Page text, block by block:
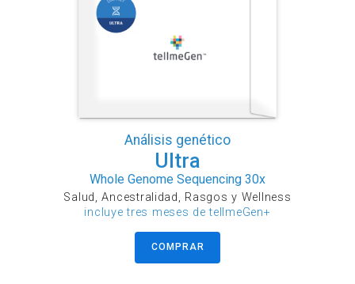
Análisis genético
Ultra
Whole Genome Sequencing 30x
Salud, Ancestralidad, Rasgos y Wellness
incluye tres meses de tellmeGen+
COMPRAR